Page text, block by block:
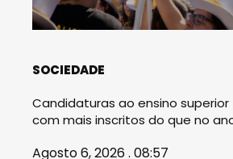
SOCIEDADE
Candidaturas ao ensino
com mais inscritos do que no
Agosto 6, 2026 . 08:57